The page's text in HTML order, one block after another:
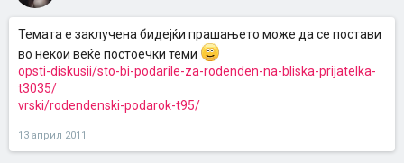
Темата е заклучена бидејќи прашањето може да се постави
во некои веќе постоечки теми
opsti-diskusii/sto-bi-podarile-za-rodenden-na-bliska-prijatelka-
t3035/
vrski/rodendenski-podarok-t95/
13 април 2011